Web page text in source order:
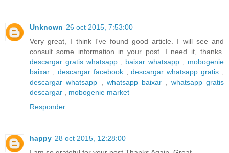
Unknown 26 oct 2015, 7:53:00
Very great, I think I've found good article. I will see and
consult some information in your post. I need it, thanks.
descargar gratis whatsapp, baixar whatsapp
mobogenie
baixar
descargar facebook,descargar whatsapp gratis
descargar whatsapp
whatsapp baixar
whatsapp gratis
descargar
mobogenie market
Responder
happy 28 oct 2015, 12:28:00